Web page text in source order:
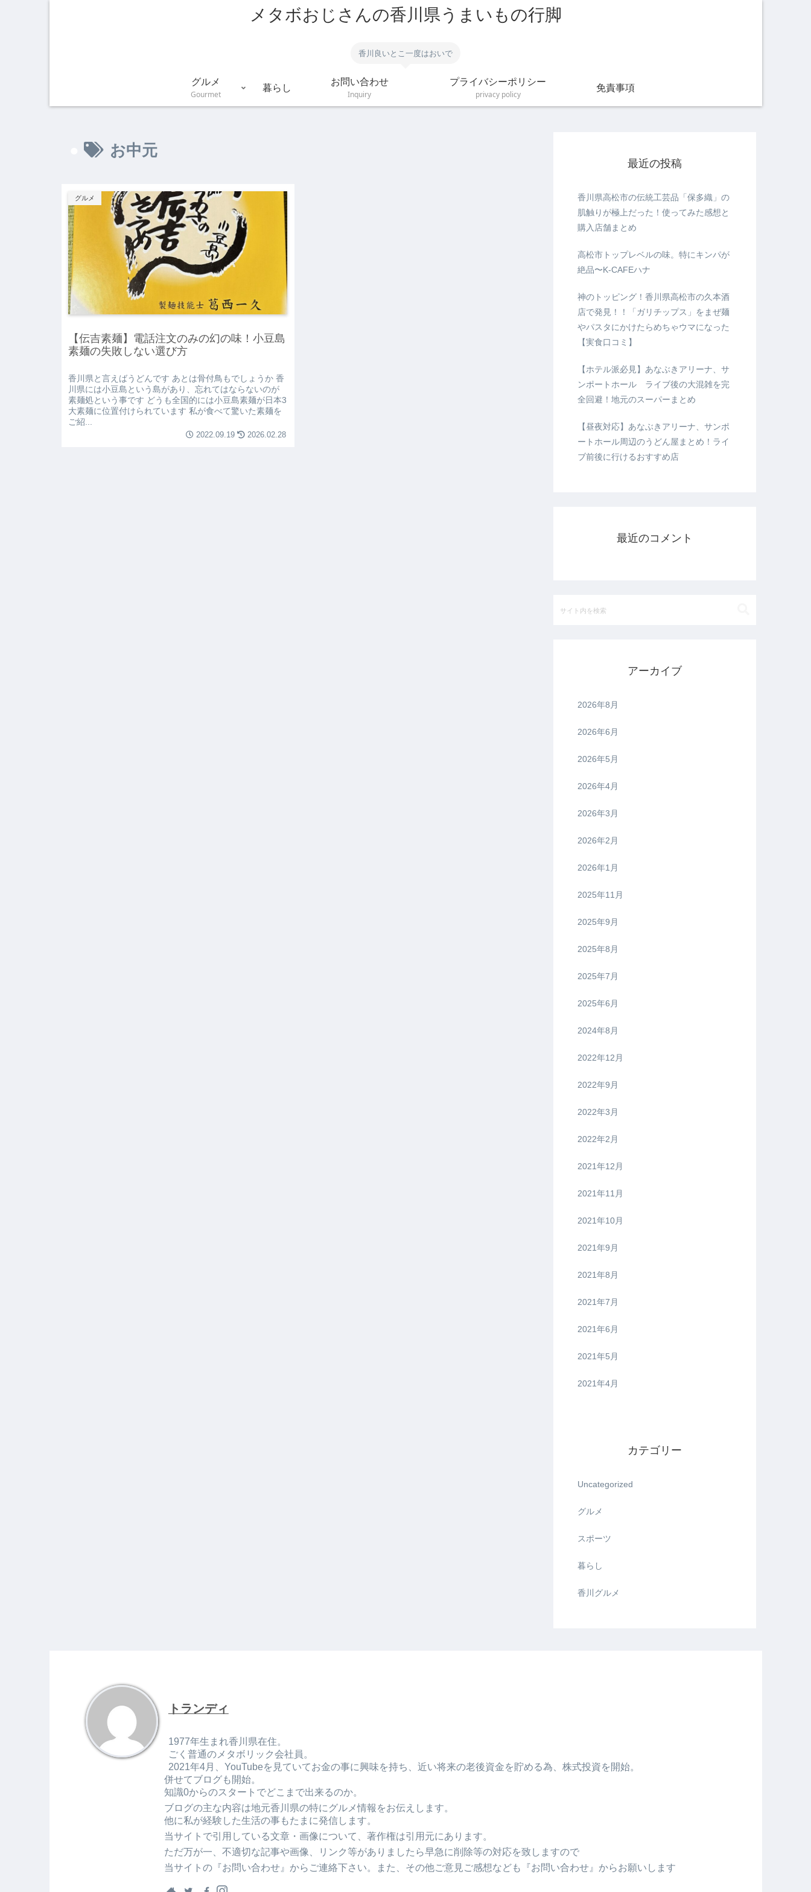
メタボおじさんの香川県うまいもの行脚
香川良いとこ一度はおいで
グルメ
Gourmet
暮らし
お問い合わせ
Inquiry
プライバシーポリシー
privacy policy
免責事項
お中元
グルメ
【伝吉素麺】電話注文のみの幻の味！小豆島
素麺の失敗しない選び方
香川県と言えばうどんです あとは骨付鳥もでしょうか 香
川県には小豆島という島があり、忘れてはならないのが
素麺処という事です どうも全国的には小豆島素麺が日本3
大素麺に位置付けられています 私が食べて驚いた素麺を
ご紹...
2022.09.19 2026.02.28
最近の投稿
香川県高松市の伝統工芸品「保多織」の
肌触りが極上だった！使ってみた感想と
購入店舗まとめ
高松市トップレベルの味。特にキンパが
絶品〜K-CAFEハナ
神のトッピング！香川県高松市の久本酒
店で発見！！「ガリチップス」をまぜ麺
やパスタにかけたらめちゃウマになった
【実食口コミ】
【ホテル派必見】あなぶきアリーナ、サ
ンポートホール ライブ後の大混雑を完
全回避！地元のスーパーまとめ
【昼夜対応】あなぶきアリーナ、サンポ
ートホール周辺のうどん屋まとめ！ライ
ブ前後に行けるおすすめ店
最近のコメント
アーカイブ
2026年8月
2026年6月
2026年5月
2026年4月
2026年3月
2026年2月
2026年1月
2025年11月
2025年9月
2025年8月
2025年7月
2025年6月
2024年8月
2022年12月
2022年9月
2022年3月
2022年2月
2021年12月
2021年11月
2021年10月
2021年9月
2021年8月
2021年7月
2021年6月
2021年5月
2021年4月
カテゴリー
Uncategorized
グルメ
スポーツ
暮らし
香川グルメ
トランディ
1977年生まれ香川県在住。
ごく普通のメタボリック会社員。
2021年4月、YouTubeを見ていてお金の事に興味を持ち、近い将来の老後資金を貯める為、株式投資を開始。
併せてブログも開始。
知識0からのスタートでどこまで出来るのか。
ブログの主な内容は地元香川県の特にグルメ情報をお伝えします。
他に私が経験した生活の事もたまに発信します。
当サイトで引用している文章・画像について、著作権は引用元にあります。
ただ万が一、不適切な記事や画像、リンク等がありましたら早急に削除等の対応を致しますので
当サイトの『お問い合わせ』からご連絡下さい。また、その他ご意見ご感想なども『お問い合わせ』からお願いします